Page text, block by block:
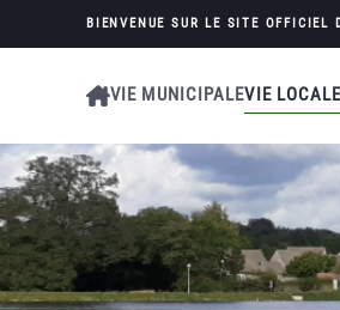
Skip to main content
BIENVENUE SUR LE SITE OFFICIEL
VIE MUNICIPALEVIE